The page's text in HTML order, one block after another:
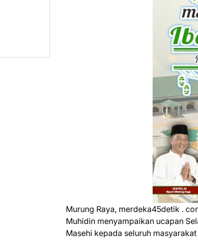
Murung Raya, merdeka45detik .
Muhidin menyampaikan ucapan
Masehi kepada seluruh